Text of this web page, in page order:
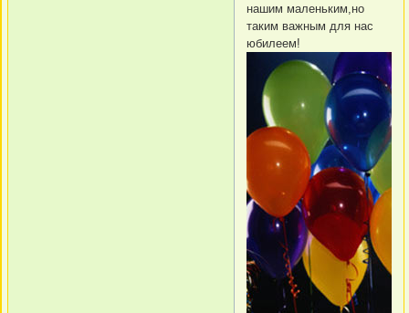
нашим маленьким,но
таким важным для нас
юбилеем!